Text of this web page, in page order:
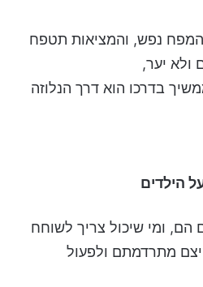
המפח נפש, והמציאות תטפח
ולא יער,
בדרכו הוא דרך הנלוזה
הילדים
הם, ומי שיכול צריך לשוחח
מתרדמתם ולפעול